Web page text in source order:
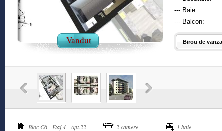
Vandut
--- Baie:
--- Balcon:
Birou de
Bloc C6 - Etaj 4 - Apt.22 2 camere 1 baie